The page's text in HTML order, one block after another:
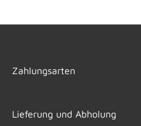
Zahlungsarten
Lieferung und Abholung